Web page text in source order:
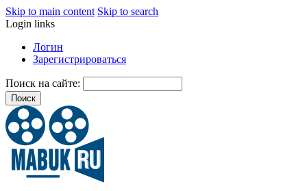
Skip to main content Skip to search
Login links
Логин
Зарегистрироваться
Поиск на сайте: